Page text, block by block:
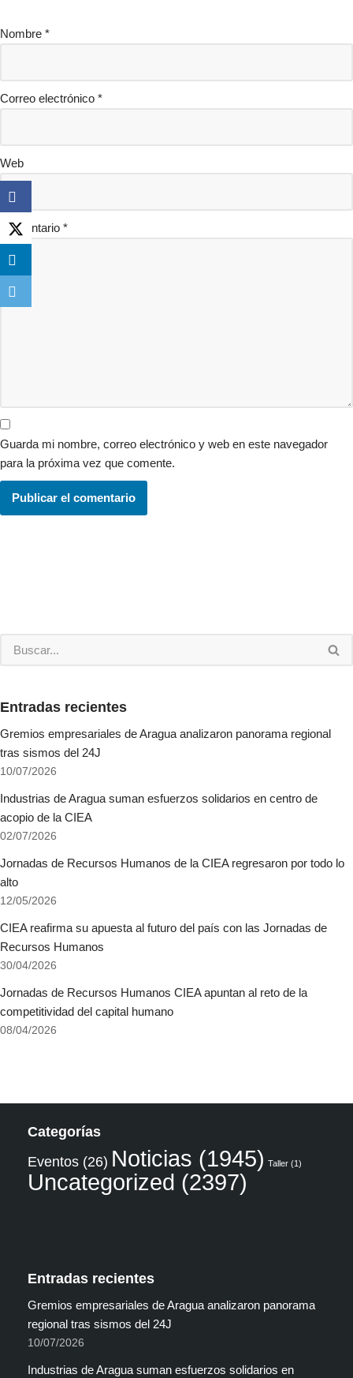
Nombre *
Correo electrónico *
Web
Comentario *
Guarda mi nombre, correo electrónico y web en este navegador
para la próxima vez que comente.
Entradas recientes
Gremios empresariales de Aragua analizaron panorama regional
tras sismos del 24J
10/07/2026
Industrias de Aragua suman esfuerzos solidarios en centro de
acopio de la CIEA
02/07/2026
Jornadas de Recursos Humanos de la CIEA regresaron por todo lo
alto
12/05/2026
CIEA reafirma su apuesta al futuro del país con las Jornadas de
Recursos Humanos
30/04/2026
Jornadas de Recursos Humanos CIEA apuntan al reto de la
competitividad del capital humano
08/04/2026
Categorías
Eventos (26) Noticias (1945) Taller (1)
Uncategorized (2397)
Entradas recientes
Gremios empresariales de Aragua analizaron panorama
regional tras sismos del 24J
10/07/2026
Industrias de Aragua suman esfuerzos solidarios en